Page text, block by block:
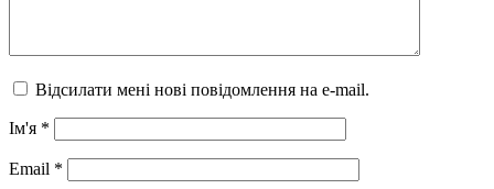
Відсилати мені нові повідомлення на e-mail.
Ім'я *
Email *